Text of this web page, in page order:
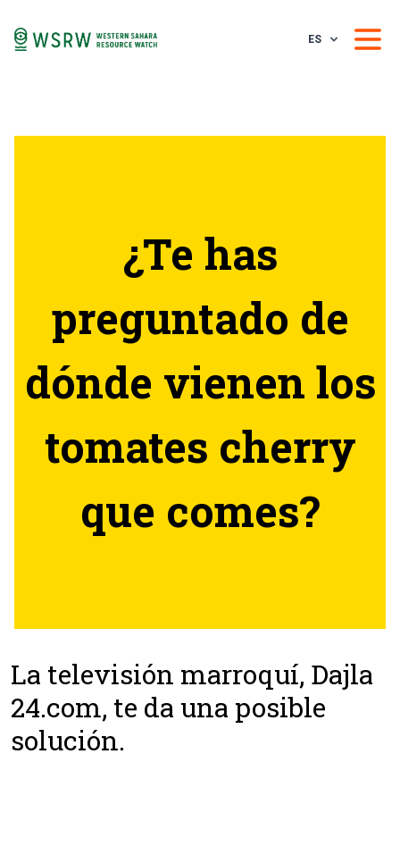
ES
¿Te has
preguntado de
dónde vienen los
tomates cherry
que comes?
La televisión marroquí, Dajla
24.com, te da una posible
solución.